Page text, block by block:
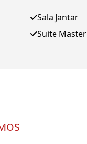
Sala Jantar
Suite Master